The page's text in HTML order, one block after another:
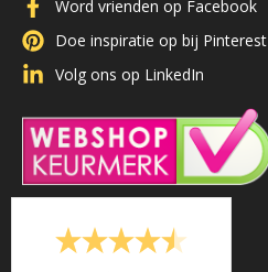
Word vrienden op Facebook
Doe inspiratie op bij Pinterest
Volg ons op LinkedIn